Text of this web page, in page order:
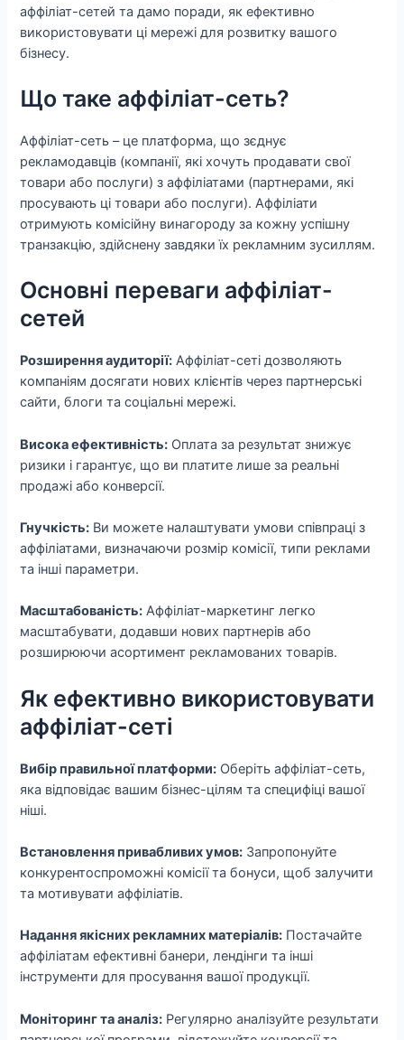
аффіліат-сетей та дамо поради, як ефективно
використовувати ці мережі для розвитку вашого
бізнесу.
Що таке аффіліат-сеть?
Аффіліат-сеть – це платформа, що зєднує
рекламодавців (компанії, які хочуть продавати свої
товари або послуги) з аффіліатами (партнерами, які
просувають ці товари або послуги). Аффіліати
отримують комісійну винагороду за кожну успішну
транзакцію, здійснену завдяки їх рекламним зусиллям.
Основні переваги аффіліат-
сетей
Розширення аудиторії: Аффіліат-сеті дозволяють
компаніям досягати нових клієнтів через партнерські
сайти, блоги та соціальні мережі.
Висока ефективність: Оплата за результат знижує
ризики і гарантує, що ви платите лише за реальні
продажі або конверсії.
Гнучкість: Ви можете налаштувати умови співпраці з
аффіліатами, визначаючи розмір комісії, типи реклами
та інші параметри.
Масштабованість: Аффіліат-маркетинг легко
масштабувати, додавши нових партнерів або
розширюючи асортимент рекламованих товарів.
Як ефективно використовувати
аффіліат-сеті
Вибір правильної платформи: Оберіть аффіліат-сеть,
яка відповідає вашим бізнес-цілям та специфіці вашої
ніші.
Встановлення привабливих умов: Запропонуйте
конкурентоспроможні комісії та бонуси, щоб залучити
та мотивувати аффіліатів.
Надання якісних рекламних матеріалів: Постачайте
аффіліатам ефективні банери, лендінги та інші
інструменти для просування вашої продукції.
Моніторинг та аналіз: Регулярно аналізуйте результати